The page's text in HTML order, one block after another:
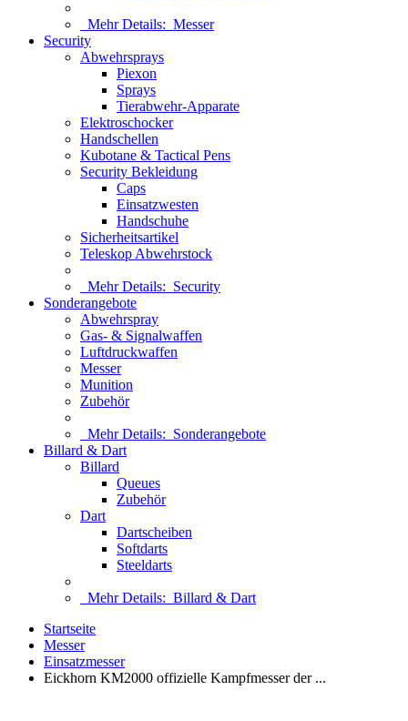
Mehr Details: Messer
Security
Abwehrsprays
Piexon
Sprays
Tierabwehr-Apparate
Elektroschocker
Handschellen
Kubotane & Tactical Pens
Security Bekleidung
Caps
Einsatzwesten
Handschuhe
Sicherheitsartikel
Teleskop Abwehrstock
Mehr Details: Security
Sonderangebote
Abwehrspray
Gas- & Signalwaffen
Luftdruckwaffen
Messer
Munition
Zubehör
Mehr Details: Sonderangebote
Billard & Dart
Billard
Queues
Zubehör
Dart
Dartscheiben
Softdarts
Steeldarts
Mehr Details: Billard & Dart
Startseite
Messer
Einsatzmesser
Eickhorn KM2000 offizielle Kampfmesser der ...